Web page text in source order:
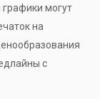
могут
на
с